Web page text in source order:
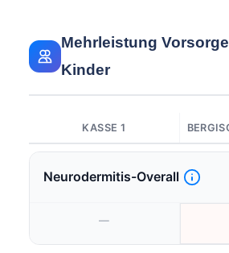
Mehrleistung Vorsorge
Kinder
KASSE 1
Neurodermitis-Overall
—